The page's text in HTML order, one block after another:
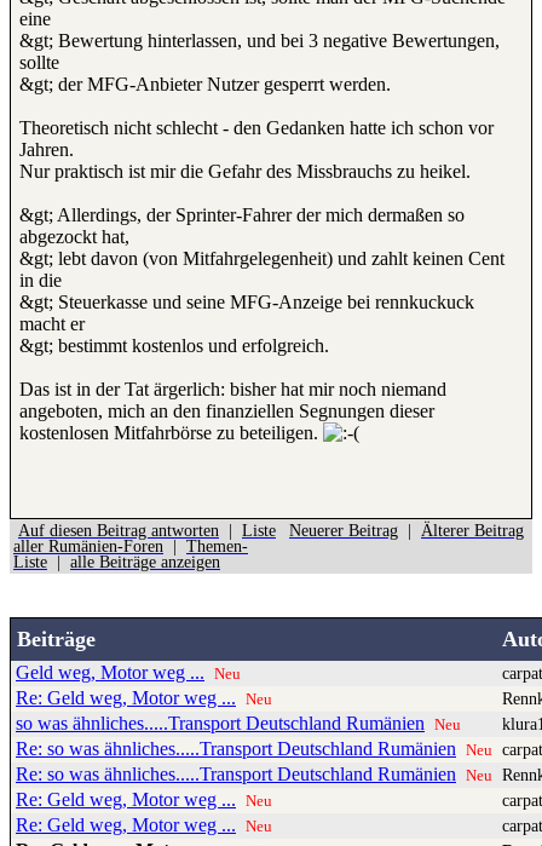
eine
&gt; Bewertung hinterlassen, und bei 3 negative Bewertungen,
sollte
&gt; der MFG-Anbieter Nutzer gesperrt werden.
Theoretisch nicht schlecht - den Gedanken hatte ich schon vor
Jahren.
Nur praktisch ist mir die Gefahr des Missbrauchs zu heikel.
&gt; Allerdings, der Sprinter-Fahrer der mich dermaßen so
abgezockt hat,
&gt; lebt davon (von Mitfahrgelegenheit) und zahlt keinen Cent
in die
&gt; Steuerkasse und seine MFG-Anzeige bei rennkuckuck
macht er
&gt; bestimmt kostenlos und erfolgreich.
Das ist in der Tat ärgerlich: bisher hat mir noch niemand
angeboten, mich an den finanziellen Segnungen dieser
kostenlosen Mitfahrbörse zu beteiligen.
Auf diesen Beitrag antworten
Liste
aller Rumänien-Foren
Themen-
Liste
alle Beiträge anzeigen
Neuerer Beitrag Älterer Beitrag
Beiträge
Geld weg, Motor weg ... Neu
Re: Geld weg, Motor weg ... Neu
so was ähnliches.....Transport Deutschland Rumänien Neu
Re: so was ähnliches.....Transport Deutschland Rumänien Neu
Re: so was ähnliches.....Transport Deutschland Rumänien Neu
Re: Geld weg, Motor weg ... Neu
Re: Geld weg, Motor weg ... Neu